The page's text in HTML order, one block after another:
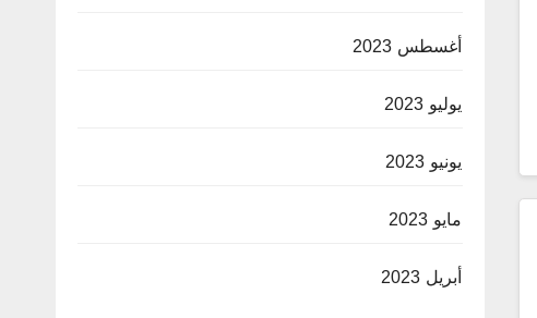
أغسطس 2023
يوليو 2023
يونيو 2023
مايو 2023
أبريل 2023